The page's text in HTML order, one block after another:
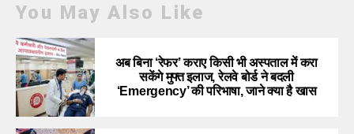
You May Also Like
अब बिना ‘रेफर’ कराए किसी भी अस्पताल में करा
सकेंगे मुफ्त इलाज, रेलवे बोर्ड ने बदली
‘Emergency’ की परिभाषा, जाने क्या है खास